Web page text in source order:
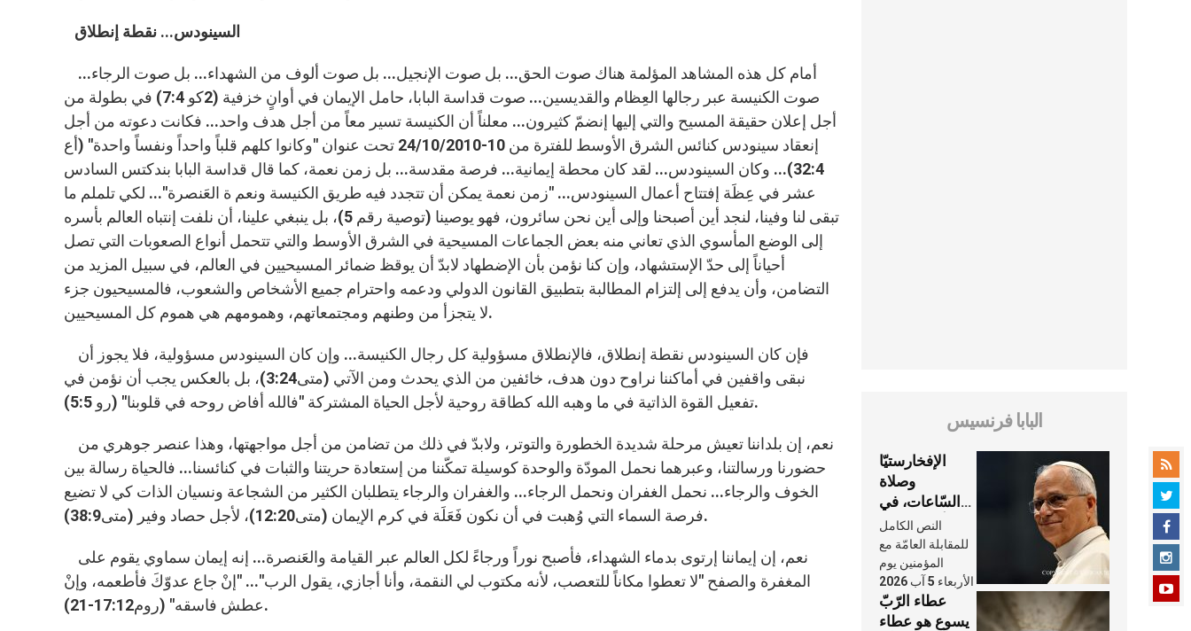
السينودس... نقطة إنطلاق
صوت الكنيسة عبر رجالها العِظام والقديسين... صوت قداسة البابا، حامل الإيمان في أوانٍ خزفية (2كو 7:4) في بطولة من
أجل إعلان حقيقة المسيح والتي إليها إنضمّ كثيرون... معلناً أن الكنيسة تسير معاً من أجل هدف واحد... فكانت دعوته من أجل
إنعقاد سينودس كنائس الشرق الأوسط للفترة من 10-24/10/2010 تحت عنوان "وكانوا كلهم قلباً واحداً ونفساً واحدة" (أع
32:4)... وكان السينودس... لقد كان محطة إيمانية... فرصة مقدسة... بل زمن نعمة، كما قال قداسة البابا بندكتس السادس
عشر في عِظَة إفتتاح أعمال السينودس... "زمن نعمة يمكن أن تتجدد فيه طريق الكنيسة ونعم ة العَنصرة"... لكي تلملم ما
تبقى لنا وفينا، لنجد أين أصبحنا وإلى أين نحن سائرون، فهو يوصينا (توصية رقم 5)، بل ينبغي علينا، أن نلفت إنتباه العالم بأسره
إلى الوضع المأسوي الذي تعاني منه بعض الجماعات المسيحية في الشرق الأوسط والتي تتحمل أنواع الصعوبات التي تصل
أحياناً إلى حدّ الإستشهاد، وإن كنا نؤمن بأن الإضطهاد لابدّ أن يوقظ ضمائر المسيحيين في العالم، في سبيل المزيد من
التضامن، وأن يدفع إلى إلتزام المطالبة بتطبيق القانون الدولي ودعمه واحترام جميع الأشخاص والشعوب، فالمسيحيون جزء
لا يتجزأ من وطنهم ومجتمعاتهم، وهمومهم هي هموم كل المسيحيين.
نبقى واقفين في أماكننا نراوح دون هدف، خائفين من الذي يحدث ومن الآتي (متى3:24)، بل بالعكس يجب أن نؤمن في
تفعيل القوة الذاتية في ما وهبه الله كطاقة روحية لأجل الحياة المشتركة "فالله أفاض روحه في قلوبنا" (رو 5:5).
حضورنا ورسالتنا، وعبرهما نحمل المودّة والوحدة كوسيلة تمكّننا من إستعادة حريتنا والثبات في كنائسنا... فالحياة رسالة بين
الخوف والرجاء... نحمل الغفران ونحمل الرجاء... والغفران والرجاء يتطلبان الكثير من الشجاعة ونسيان الذات كي لا تضيع
فرصة السماء التي وُهبت في أن نكون فَعَلَة في كرم الإيمان (متى12:20)، لأجل حصاد وفير (متى38:9).
المغفرة والصفح "لا تعطوا مكاناً للتعصب، لأنه مكتوب لي النقمة، وأنا أجازي، يقول الرب"... "إنْ جاع عدوّكَ فأطعمه، وإنْ
عطش فاسقه" (روم17:12-21).
البابا فرنسيس
الإفخارستيّا
وصلاة
السّاعات، في
كلّ أسبوع وكلّ
يوم، هما النَّفَس
في حياة
الكنيسة
النص الكامل
للمقابلة العامّة مع
المؤمنين يوم
الأربعاء 5 آب 2026
عطاء الرّبّ
يسوع هو عطاء